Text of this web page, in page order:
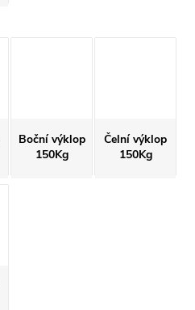
Boční výklop
150Kg
Čelní výklop
150Kg